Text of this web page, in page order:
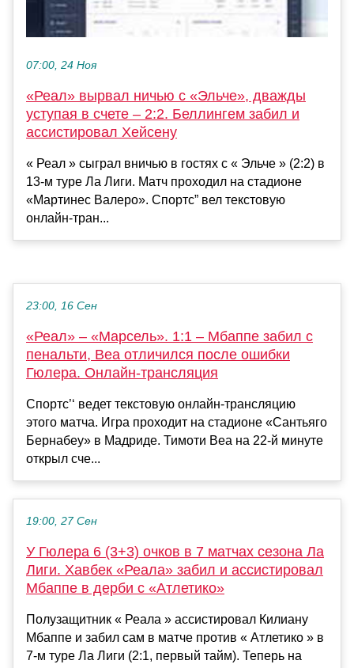
07:00, 24 Ноя
«Реал» вырвал ничью с «Эльче», дважды
уступая в счете – 2:2. Беллингем забил и
ассистировал Хейсену
« Реал » сыграл вничью в гостях с « Эльче » (2:2) в
13-м туре Ла Лиги. Матч проходил на стадионе
«Мартинес Валеро». Спортс” вел текстовую
онлайн-тран...
23:00, 16 Сен
«Реал» – «Марсель». 1:1 – Мбаппе забил с
пенальти, Веа отличился после ошибки
Гюлера. Онлайн-трансляция
Спортс’‘ ведет текстовую онлайн-трансляцию
этого матча. Игра проходит на стадионе «Сантьяго
Бернабеу» в Мадриде. Тимоти Веа на 22-й минуте
открыл сче...
19:00, 27 Сен
У Гюлера 6 (3+3) очков в 7 матчах сезона Ла
Лиги. Хавбек «Реала» забил и ассистировал
Мбаппе в дерби с «Атлетико»
Полузащитник « Реала » ассистировал Килиану
Мбаппе и забил сам в матче против « Атлетико » в
7-м туре Ла Лиги (2:1, первый тайм). Теперь на